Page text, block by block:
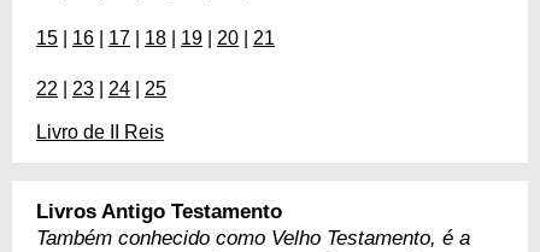
15 16 17 18 19 20 21
22 23 24 25
Livro de II Reis
Livros Antigo Testamento
Também conhecido como Velho Testamento, é a